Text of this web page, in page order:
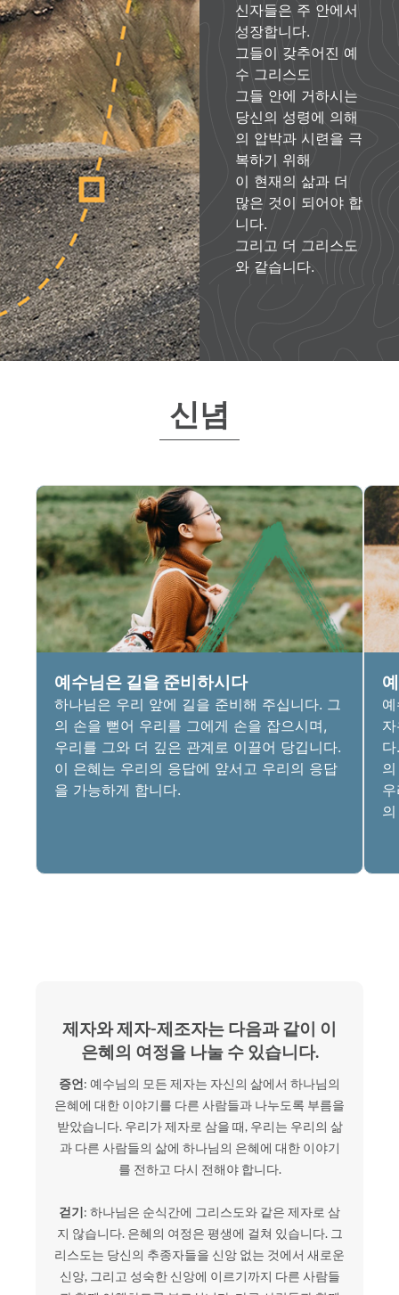
신자들은 주 안에서
성장합니다.
그들이 갖추어진 예
수 그리스도
그들 안에 거하시는
당신의 성령에 의해
의 압박과 시련을 극
복하기 위해
이 현재의 삶과 더
많은 것이 되어야 합
니다.
그리고 더 그리스도
와 같습니다.
신념
예수님은 길을 준비하시다
하나님은 우리 앞에 길을 준비해 주십니다. 그
의 손을 뻗어 우리를 그에게 손을 잡으시며,
우리를 그와 더 깊은 관계로 이끌어 당깁니다.
이 은혜는 우리의 응답에 앞서고 우리의 응답
을 가능하게 합니다.
제자와 제자-제조자는 다음과 같이 이
은혜의 여정을 나눌 수 있습니다.
증언: 예수님의 모든 제자는 자신의 삶에서 하나님의
은혜에 대한 이야기를 다른 사람들과 나누도록 부름을
받았습니다. 우리가 제자로 삼을 때, 우리는 우리의 삶
과 다른 사람들의 삶에 하나님의 은혜에 대한 이야기
를 전하고 다시 전해야 합니다.
걷기: 하나님은 순식간에 그리스도와 같은 제자로 삼
지 않습니다. 은혜의 여정은 평생에 걸쳐 있습니다. 그
리스도는 당신의 추종자들을 신앙 없는 것에서 새로운
신앙, 그리고 성숙한 신앙에 이르기까지 다른 사람들